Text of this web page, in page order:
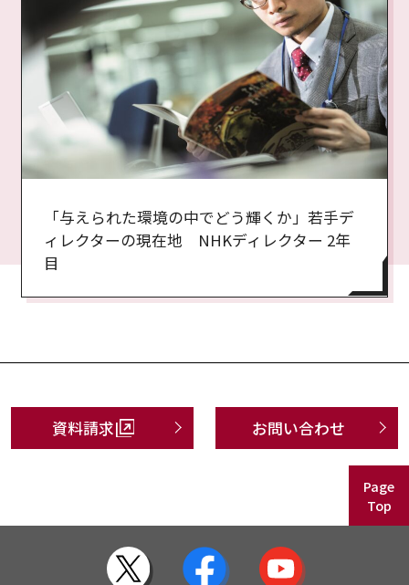
「与えられた環境の中でどう輝くか」若手デ
ィレクターの現在地 NHKディレクター 2年
目
資料請求 お問い合わせ
Page
Top